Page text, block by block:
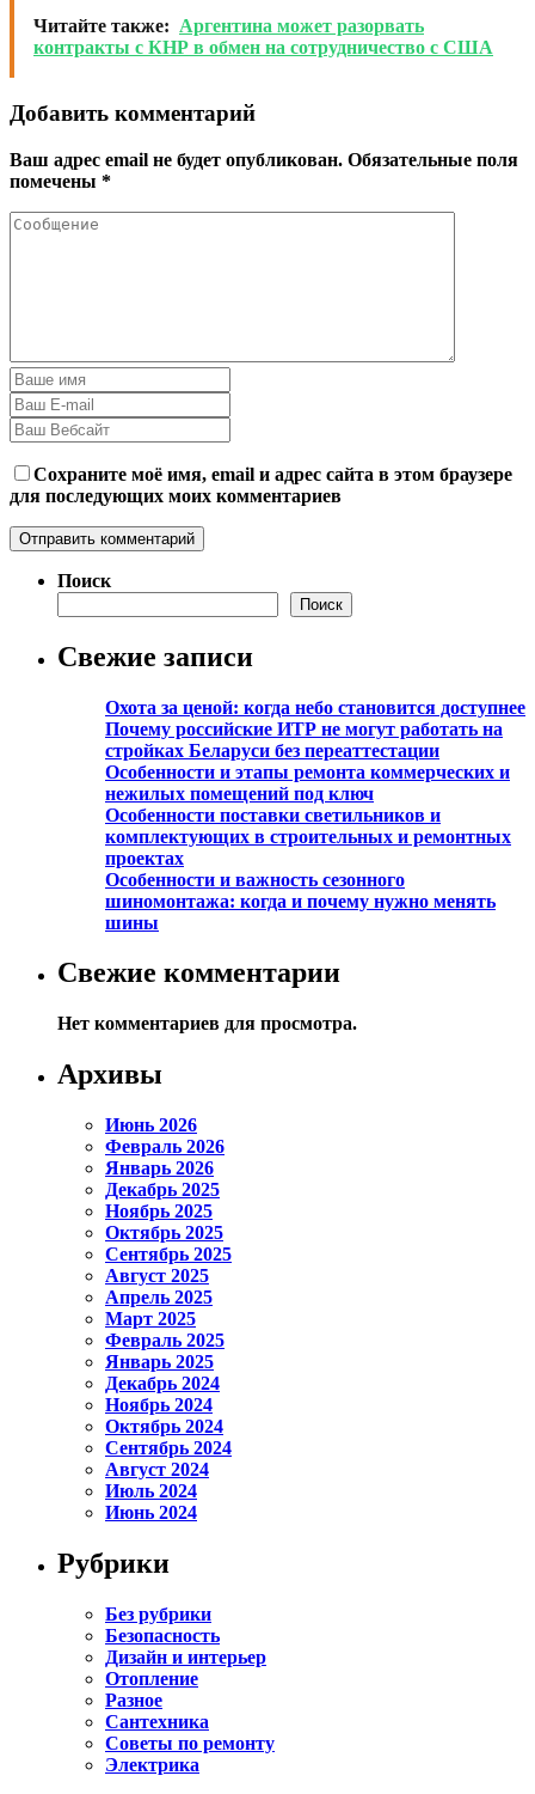
Читайте также: Аргентина может разорвать
контракты с КНР в обмен на сотрудничество с США
Добавить комментарий
Ваш адрес email не будет опубликован. Обязательные поля
помечены *
Сохраните моё имя, email и адрес сайта в этом браузере
для последующих моих комментариев
Поиск
Поиск
Свежие записи
Охота за ценой: когда небо становится доступнее
Почему российские ИТР не могут работать на
стройках Беларуси без переаттестации
Особенности и этапы ремонта коммерческих и
нежилых помещений под ключ
Особенности поставки светильников и
комплектующих в строительных и ремонтных
проектах
Особенности и важность сезонного
шиномонтажа: когда и почему нужно менять
шины
Свежие комментарии
Нет комментариев для просмотра.
Архивы
Июнь 2026
Февраль 2026
Январь 2026
Декабрь 2025
Ноябрь 2025
Октябрь 2025
Сентябрь 2025
Август 2025
Апрель 2025
Март 2025
Февраль 2025
Январь 2025
Декабрь 2024
Ноябрь 2024
Октябрь 2024
Сентябрь 2024
Август 2024
Июль 2024
Июнь 2024
Рубрики
Без рубрики
Безопасность
Дизайн и интерьер
Отопление
Разное
Сантехника
Советы по ремонту
Электрика